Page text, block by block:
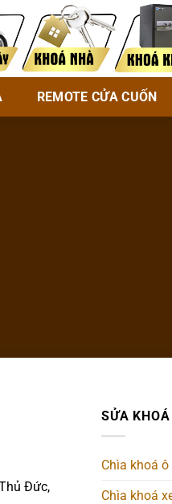
REMOTE CỬA CUỐN
Đức,
SỬA
Chìa khoá ô
Chìa khoá